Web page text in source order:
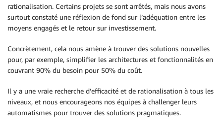
rationalisation. Certains projets se sont arrêtés, mais nous avons
surtout constaté une réflexion de fond sur l’adéquation entre les
moyens engagés et le retour sur investissement.
Concrètement, cela nous amène à trouver des solutions nouvelles
pour, par exemple, simplifier les architectures et fonctionnalités en
couvrant 90% du besoin pour 50% du coût.
Il y a une vraie recherche d’efficacité et de rationalisation à tous les
niveaux, et nous encourageons nos équipes à challenger leurs
automatismes pour trouver des solutions pragmatiques.